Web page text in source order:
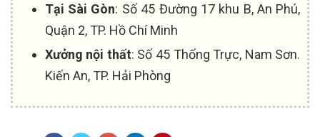
Tại Sài Gòn: Số 45 Đường 17 khu B, An Phú,
Quận 2, TP. Hồ Chí Minh
Xưởng nội thất: Số 45 Thống Trực, Nam Sơn.
Kiến An, TP. Hải Phòng